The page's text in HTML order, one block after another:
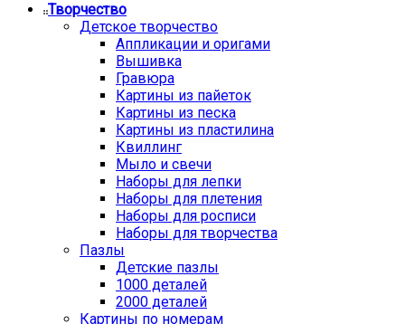
Творчество
Детское творчество
Аппликации и оригами
Вышивка
Гравюра
Картины из пайеток
Картины из песка
Картины из пластилина
Квиллинг
Мыло и свечи
Наборы для лепки
Наборы для плетения
Наборы для росписи
Наборы для творчества
Пазлы
Детские пазлы
1000 деталей
2000 деталей
Картины по номерам